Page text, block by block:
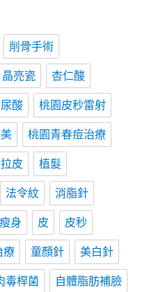
削骨手術
晶亮瓷 杏仁酸
酸 桃園皮秒雷射
桃園青春痘治療
皮 植髮
法令紋 消脂針
瘦身 皮 皮秒
療 童顏針 美白針
毒桿菌 自體脂肪補臉